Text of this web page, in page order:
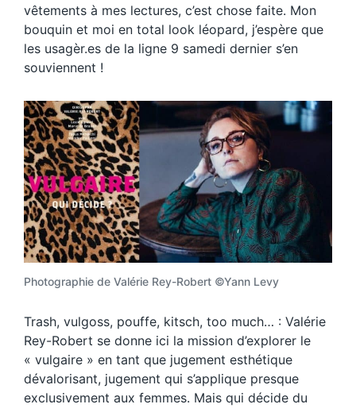
vêtements à mes lectures, c’est chose faite. Mon
bouquin et moi en total look léopard, j’espère que
les usagèr.es de la ligne 9 samedi dernier s’en
souviennent !
Photographie de Valérie Rey-Robert ©Yann Levy
Trash, vulgoss, pouffe, kitsch, too much… : Valérie
Rey-Robert se donne ici la mission d’explorer le
« vulgaire » en tant que jugement esthétique
dévalorisant, jugement qui s’applique presque
exclusivement aux femmes. Mais qui décide du